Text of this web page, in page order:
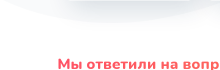
Мы ответили на